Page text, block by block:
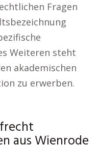
Fragen
Weiteren steht
akademischen
zu erwerben.